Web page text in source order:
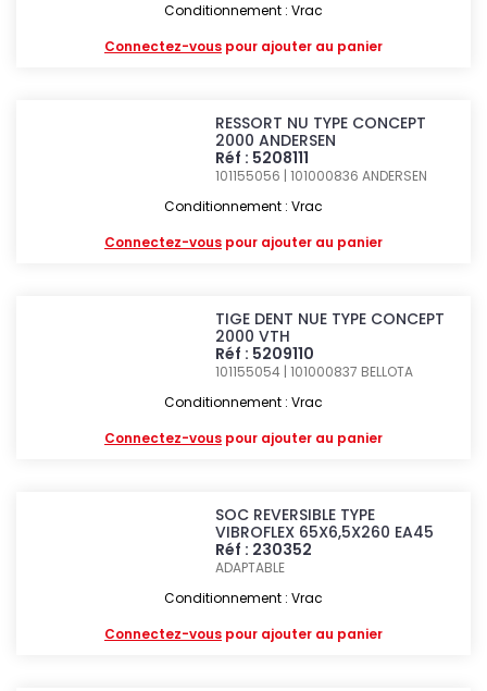
Conditionnement : Vrac
Connectez-vous pour ajouter au panier
RESSORT NU TYPE CONCEPT
2000 ANDERSEN
Réf : 5208111
101155056 | 101000836ANDERSEN
Conditionnement : Vrac
Connectez-vous pour ajouter au panier
TIGE DENT NUE TYPE CONCEPT
2000 VTH
Réf : 5209110
101155054 | 101000837 BELLOTA
Conditionnement : Vrac
Connectez-vous pour ajouter au panier
SOC REVERSIBLE TYPE
VIBROFLEX 65X6,5X260 EA45
Réf : 230352
ADAPTABLE
Conditionnement : Vrac
Connectez-vous pour ajouter au panier